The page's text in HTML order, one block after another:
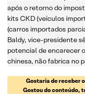
após o retorno do
kits CKD (veículos
(carros importados
Baldy, vice-presidente
potencial de encarecer
chinesa, não fabrica no
Gostaria de receber
Gostou do conteúdo,